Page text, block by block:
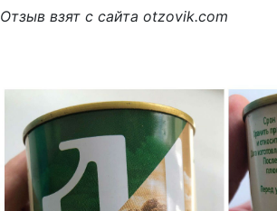
Отзыв взят с сайта otzovik.com